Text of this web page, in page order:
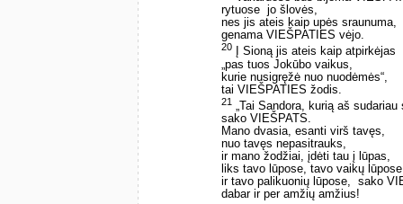
rytuose ­ jo šlovės,
nes jis ateis kaip upės sraunuma,
genama VIEŠPATIES vėjo.
20 Į Sioną jis ateis kaip atpirkėjas
„pas tuos Jokūbo vaikus,
kurie nusigręžė nuo nuodėmės“, ­
tai VIEŠPATIES žodis.
21 „Tai Sandora, kurią aš sudariau
sako VIEŠPATS. ­
Mano dvasia, esanti virš tavęs,
nuo tavęs nepasitrauks,
ir mano žodžiai, įdėti tau į lūpas,
liks tavo lūpose, tavo vaikų lūpose
ir tavo palikuonių lūpose, ­ sako
dabar ir per amžių amžius!